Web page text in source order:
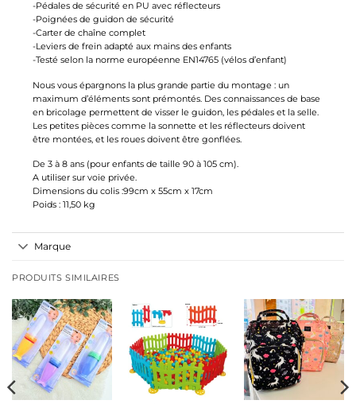
-Pédales de sécurité en PU avec réflecteurs
-Poignées de guidon de sécurité
-Carter de chaîne complet
-Leviers de frein adapté aux mains des enfants
-Testé selon la norme européenne EN14765 (vélos d’enfant)
Nous vous épargnons la plus grande partie du montage : un
maximum d’éléments sont prémontés. Des connaissances de base
en bricolage permettent de visser le guidon, les pédales et la selle.
Les petites pièces comme la sonnette et les réflecteurs doivent
être montées, et les roues doivent être gonflées.
De 3 à 8 ans (pour enfants de taille 90 à 105 cm).
A utiliser sur voie privée.
Dimensions du colis :99cm x 55cm x 17cm
Poids : 11,50 kg
Marque
PRODUITS SIMILAIRES